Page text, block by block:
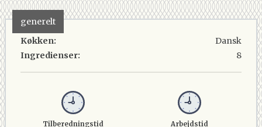
generelt
Køkken:
Ingredienser:
Dansk
8
Tilberedningstid
Arbejdstid